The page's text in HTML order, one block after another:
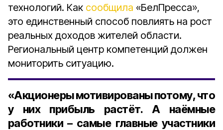
технологий. Как сообщила «БелПресса»,
это единственный способ повлиять на рост
реальных доходов жителей области.
Региональный центр компетенций должен
мониторить ситуацию.
«Акционеры мотивированы потому, что
у них прибыль растёт. А наёмные
работники – самые главные участники